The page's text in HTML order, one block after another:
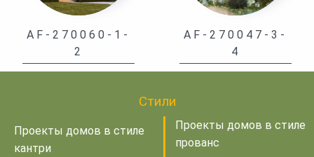
AF-270060-1-
2
AF-270047-3-
4
Стили
Проекты домов в стиле
кантри
Проекты домов в стиле
прованс